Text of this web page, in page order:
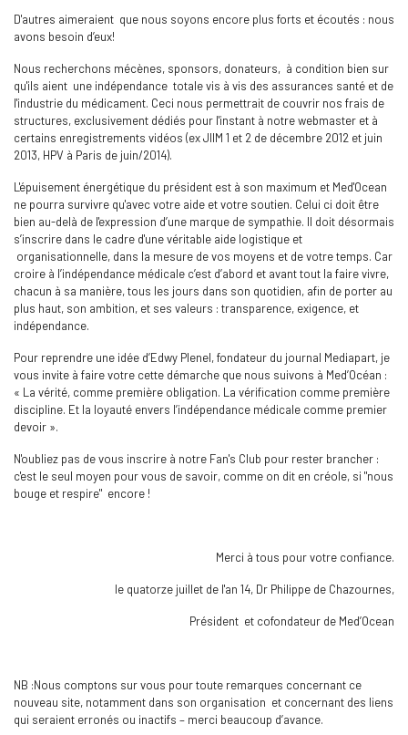
D'autres aimeraient que nous soyons encore plus forts et écoutés : nous
avons besoin d’eux!
Nous recherchons mécènes, sponsors, donateurs, à condition bien sur
qu'ils aient une indépendance totale vis à vis des assurances santé et de
l'industrie du médicament. Ceci nous permettrait de couvrir nos frais de
structures, exclusivement dédiés pour l'instant à notre webmaster et à
certains enregistrements vidéos (ex JIIM 1 et 2 de décembre 2012 et juin
2013, HPV à Paris de juin/2014).
L'épuisement énergétique du président est à son maximum et Med'Ocean
ne pourra survivre qu'avec votre aide et votre soutien. Celui ci doit être
bien au-delà de l'expression d’une marque de sympathie. Il doit désormais
s’inscrire dans le cadre d'une véritable aide logistique et
organisationnelle, dans la mesure de vos moyens et de votre temps. Car
croire à l’indépendance médicale c’est d’abord et avant tout la faire vivre,
chacun à sa manière, tous les jours dans son quotidien, afin de porter au
plus haut, son ambition, et ses valeurs : transparence, exigence, et
indépendance.
Pour reprendre une idée d’Edwy Plenel, fondateur du journal Mediapart, je
vous invite à faire votre cette démarche que nous suivons à Med’Océan :
« La vérité, comme première obligation. La vérification comme première
discipline. Et la loyauté envers l’indépendance médicale comme premier
devoir ».
N'oubliez pas de vous inscrire à notre Fan's Club pour rester brancher :
c'est le seul moyen pour vous de savoir, comme on dit en créole, si "nous
bouge et respire" encore !
Merci à tous pour votre confiance.
le quatorze juillet de l'an 14, Dr Philippe de Chazournes,
Président et cofondateur de Med’Ocean
NB :Nous comptons sur vous pour toute remarques concernant ce
nouveau site, notamment dans son organisation et concernant des liens
qui seraient erronés ou inactifs – merci beaucoup d’avance.